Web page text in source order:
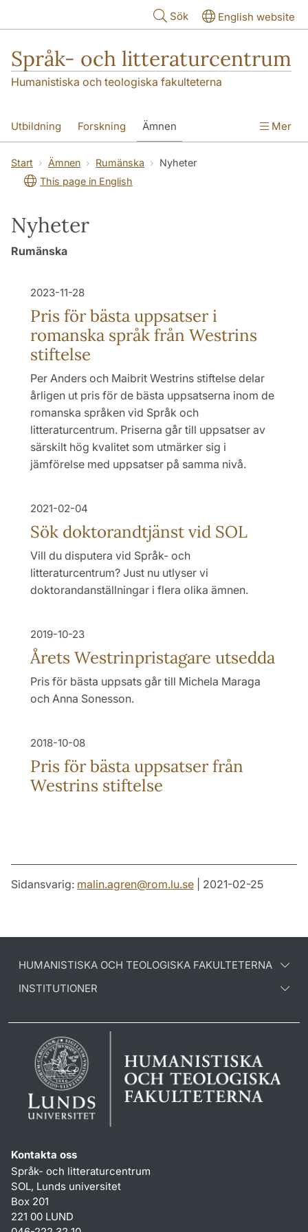
Sök English website
Språk- och litteraturcentrum
Humanistiska och teologiska fakulteterna
Utbildning Forskning Ämnen
SOL-husen Kontakt Institutionen
översättning till svenska
Mer
Start Ämnen Rumänska
Nyheter
This page in English
Nyheter
Rumänska
2023-11-28
Pris för bästa uppsatser i
romanska språk från Westrins
stiftelse
Per Anders och Maibrit Westrins stiftelse delar
årligen ut pris för de bästa uppsatserna inom de
romanska språken vid Språk och
litteraturcentrum. Priserna går till uppsatser av
särskilt hög kvalitet som utmärker sig i
jämförelse med uppsatser på samma nivå.
2021-02-04
Sök doktorand­tjänst vid SOL
Vill du disputera vid Språk- och
litteraturcentrum? Just nu utlyser vi
doktorandanställningar i flera olika ämnen.
2019-10-23
Årets Westrinpristagare utsedda
Pris för bästa uppsats går till Michela Maraga
och Anna Sonesson.
2018-10-08
Pris för bästa uppsatser från
Westrins stiftelse
Sidansvarig: malin.agren@rom.lu.se | 2021-02-25
HUMANISTISKA OCH TEOLOGISKA FAKULTETERNA
INSTITUTIONER
Kontakta oss
Språk- och litteraturcentrum
SOL, Lunds universitet
Box 201
221 00 LUND